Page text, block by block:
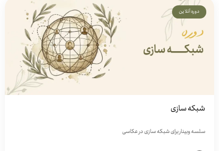
دوره آنلاین
شبکه سازی
سلسه وبینار برای شبکه سازی در عکاسی